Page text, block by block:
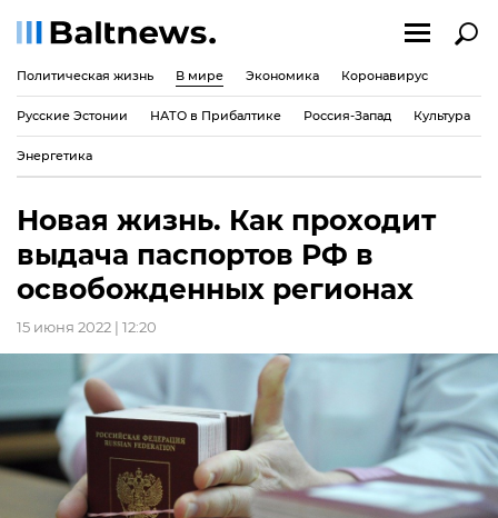
Политическая жизнь В мире Экономика Коронавирус
Русские Эстонии НАТО в Прибалтике Россия-Запад Культура
Энергетика
Новая жизнь. Как проходит
выдача паспортов РФ в
освобожденных регионах
15 июня 2022 | 12:20